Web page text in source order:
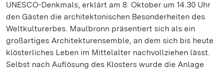
UNESCO-Denkmals, erklärt am 8. Oktober um 14.30 Uhr
den Gästen die architektonischen Besonderheiten des
Weltkulturerbes. Maulbronn präsentiert sich als ein
großartiges Architekturensemble, an dem sich bis heute
klösterliches Leben im Mittelalter nachvollziehen lässt.
Selbst nach Auflösung des Klosters wurde die Anlage